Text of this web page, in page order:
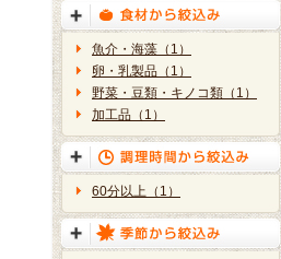
魚介・海藻（1）
卵・乳製品（1）
野菜・豆類・キノコ類（1）
加工品（1）
60分以上（1）